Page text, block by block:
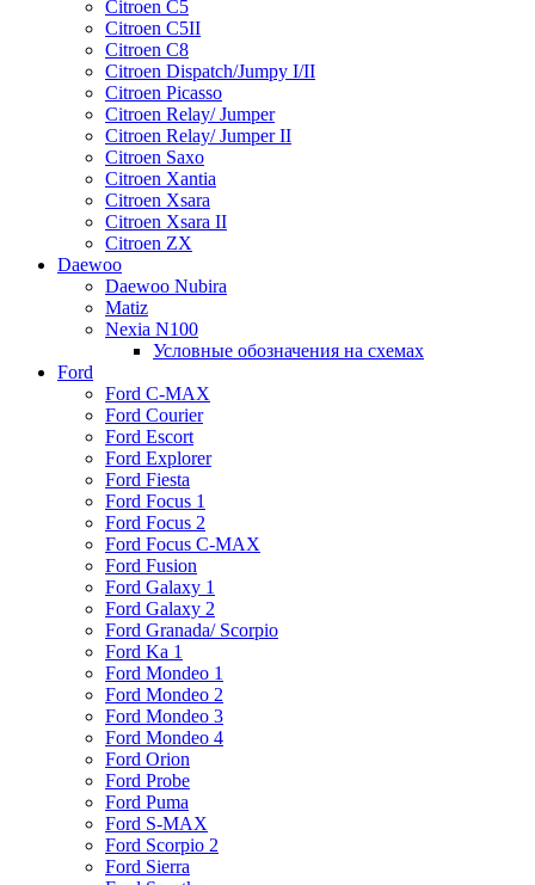
Citroen C5
Citroen C5II
Citroen C8
Citroen Dispatch/Jumpy I/II
Citroen Picasso
Citroen Relay/ Jumper
Citroen Relay/ Jumper II
Citroen Saxo
Citroen Xantia
Citroen Xsara
Citroen Xsara II
Citroen ZX
Daewoo
Daewoo Nubira
Matiz
Nexia N100
Условные обозначения на схемах
Ford
Ford C-MAX
Ford Courier
Ford Escort
Ford Explorer
Ford Fiesta
Ford Focus 1
Ford Focus 2
Ford Focus C-MAX
Ford Fusion
Ford Galaxy 1
Ford Galaxy 2
Ford Granada/ Scorpio
Ford Ka 1
Ford Mondeo 1
Ford Mondeo 2
Ford Mondeo 3
Ford Mondeo 4
Ford Orion
Ford Probe
Ford Puma
Ford S-MAX
Ford Scorpio 2
Ford Sierra